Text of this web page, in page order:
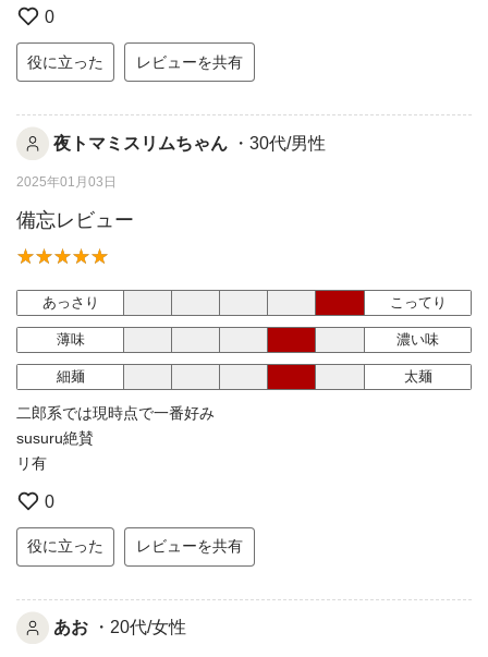
0
役に立った レビューを共有
夜トマミスリムちゃん ・30代/男性
2025年01月03日
備忘レビュー
あっさり こってり
薄味 濃い味
細麺 太麺
二郎系では現時点で一番好み
susuru絶賛
リ有
0
役に立った レビューを共有
あお ・20代/女性